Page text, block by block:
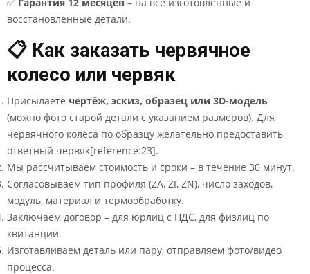
восстановленные детали.
📋 Как заказать червячное
колесо или червяк
Присылаете чертёж, эскиз, образец или 3D-модель
(можно фото старой детали с указанием размеров). Для
червячного колеса по образцу желательно предоставить
ответный червяк[reference:23].
Мы рассчитываем стоимость и сроки – в течение 30 минут.
Согласовываем тип профиля (ZA, ZI, ZN), число заходов,
модуль, материал и термообработку.
Заключаем договор – для юрлиц с НДС, для физлиц по
квитанции.
Изготавливаем деталь или пару, отправляем фото/видео
процесса.